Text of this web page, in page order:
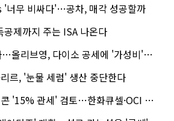
'너무 비싸다'…공차, 매각 성공할까
제까지 주는 ISA 나온다
리브영, 다이소 공세에 '가성비'로 맞불
리르, '눈물 세럼' 생산 중단한다
관세' 검토…한화큐셀·OCI 영향은?